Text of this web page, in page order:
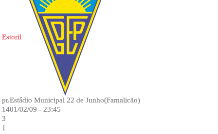
Estoril
pr.Estádio Municipal 22 de Junho(Famalicão)
1401/02/09 - 23:45
3
1